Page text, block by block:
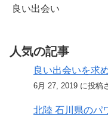
良い出会い
人気の記事
良い出会いを求
6月 27, 2019 に投稿
北陸 石川県のパ